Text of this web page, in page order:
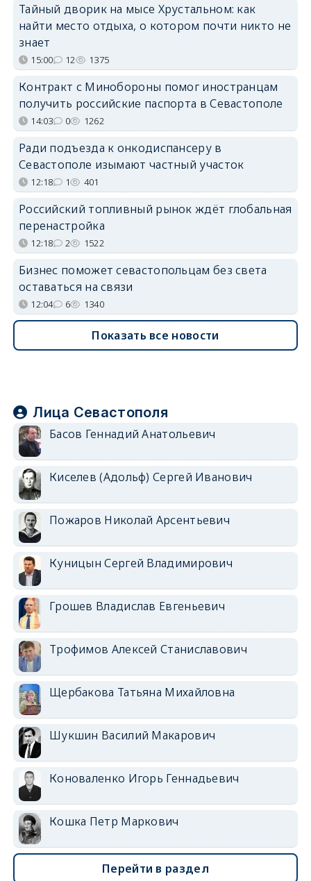
Тайный дворик на мысе Хрустальном: как
найти место отдыха, о котором почти никто не
знает
15:00 12 1375
Контракт с Минобороны помог иностранцам
получить российские паспорта в Севастополе
14:03 0 1262
Ради подъезда к онкодиспансеру в
Севастополе изымают частный участок
12:18 1 401
Российский топливный рынок ждёт глобальная
перенастройка
12:18 2 1522
Бизнес поможет севастопольцам без света
оставаться на связи
12:04 6 1340
Показать все новости
Лица Севастополя
Басов Геннадий Анатольевич
Киселев (Адольф) Сергей Иванович
Пожаров Николай Арсентьевич
Куницын Сергей Владимирович
Грошев Владислав Евгеньевич
Трофимов Алексей Станиславович
Щербакова Татьяна Михайловна
Шукшин Василий Макарович
Коноваленко Игорь Геннадьевич
Кошка Петр Маркович
Перейти в раздел